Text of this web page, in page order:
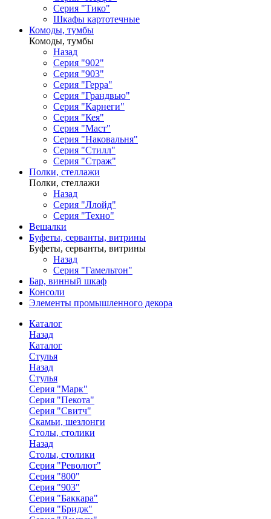
Серия "Тико"
Шкафы картотечные
Комоды, тумбы
Комоды, тумбы
Назад
Серия "902"
Серия "903"
Серия "Герра"
Серия "Грандвью"
Серия "Карнеги"
Серия "Кея"
Серия "Маст"
Серия "Наковальня"
Серия "Стилл"
Серия "Страж"
Полки, стеллажи
Полки, стеллажи
Назад
Серия "Ллойд"
Серия "Техно"
Вешалки
Буфеты, серванты, витрины
Буфеты, серванты, витрины
Назад
Серия "Гамельтон"
Бар, винный шкаф
Консоли
Элементы промышленного декора
Каталог
Назад
Каталог
Стулья
Назад
Стулья
Серия "Марк"
Серия "Пекота"
Серия "Свитч"
Скамьи, шезлонги
Столы, столики
Назад
Столы, столики
Серия "Револют"
Серия "800"
Серия "903"
Серия "Баккара"
Серия "Бридж"